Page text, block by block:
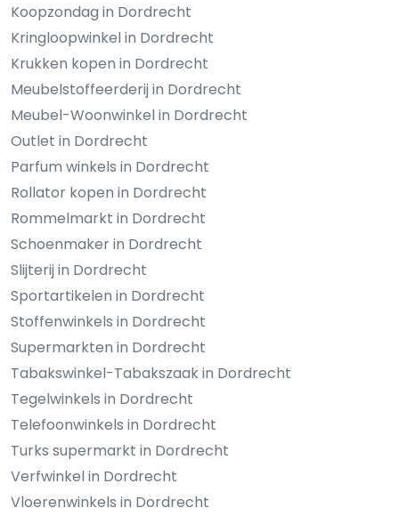
Koopzondag in Dordrecht
Kringloopwinkel in Dordrecht
Krukken kopen in Dordrecht
Meubelstoffeerderij in Dordrecht
Meubel-Woonwinkel in Dordrecht
Outlet in Dordrecht
Parfum winkels in Dordrecht
Rollator kopen in Dordrecht
Rommelmarkt in Dordrecht
Schoenmaker in Dordrecht
Slijterij in Dordrecht
Sportartikelen in Dordrecht
Stoffenwinkels in Dordrecht
Supermarkten in Dordrecht
Tabakswinkel-Tabakszaak in Dordrecht
Tegelwinkels in Dordrecht
Telefoonwinkels in Dordrecht
Turks supermarkt in Dordrecht
Verfwinkel in Dordrecht
Vloerenwinkels in Dordrecht